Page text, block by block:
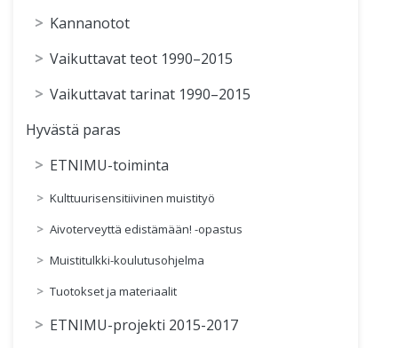
Kannanotot
Vaikuttavat teot 1990–2015
Vaikuttavat tarinat 1990–2015
Hyvästä paras
ETNIMU-toiminta
Kulttuurisensitiivinen muistityö
Aivoterveyttä edistämään! -opastus
Muistitulkki-koulutusohjelma
Tuotokset ja materiaalit
ETNIMU-projekti 2015-2017